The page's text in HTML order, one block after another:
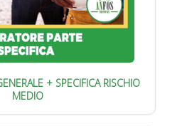
+ SPECIFICA RISCHIO
MEDIO